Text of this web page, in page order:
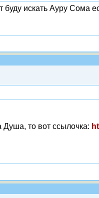
искать Ауру Сома
Душа, то вот ссылочка: